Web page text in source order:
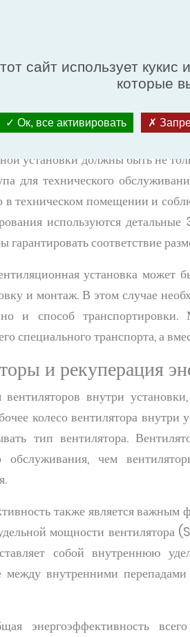
охлаждения помещения. Для
установка. Затем
По этому вопросу
зданий).
модульная
размеров вентиляционной
установки должны быть не
для технического
в техническом помещении и
используются
гарантировать соответствие
установка может
и монтаж. В этом случае
и способ транспортировки.
специального транспорта, а
и рекуперация
вентиляторов внутри
колесо вентилятора
тип вентилятора.
обслуживания, чем
также является важным
мощности
собой внутреннюю
между внутренними
энергоэффективность
сайт использует кукис
которые
Ок, все активировать